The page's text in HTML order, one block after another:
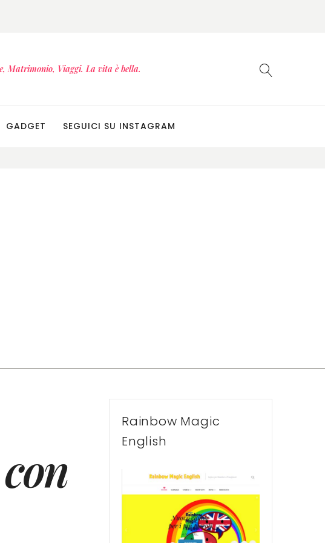
Matrimonio, Viaggi. La vita è bella.
GADGET SEGUICI SU INSTAGRAM
Rainbow Magic
English